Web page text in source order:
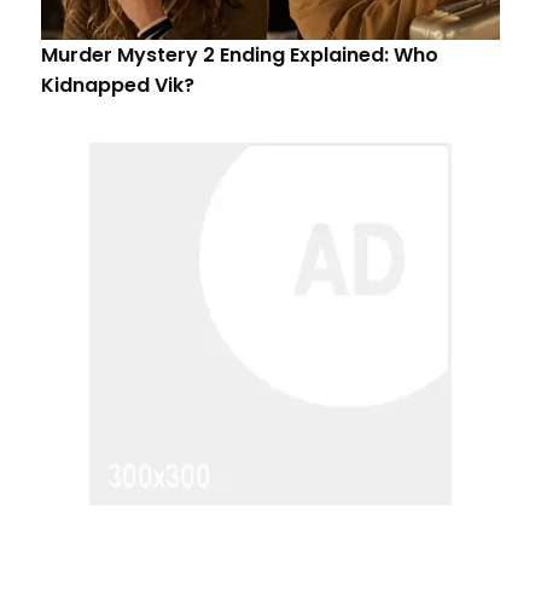
Murder Mystery 2 Ending Explained: Who
Kidnapped Vik?